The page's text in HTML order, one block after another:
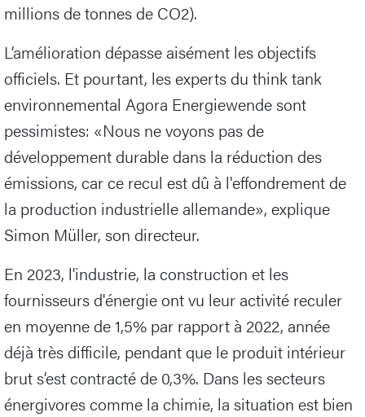
millions de tonnes de CO2).
L’amélioration dépasse aisément les objectifs
officiels. Et pourtant, les experts du think tank
environnemental Agora Energiewende sont
pessimistes: «Nous ne voyons pas de
développement durable dans la réduction des
émissions, car ce recul est dû à l'effondrement de
la production industrielle allemande», explique
Simon Müller, son directeur.
En 2023, l'industrie, la construction et les
fournisseurs d'énergie ont vu leur activité reculer
en moyenne de 1,5% par rapport à 2022, année
déjà très difficile, pendant que le produit intérieur
brut s’est contracté de 0,3%. Dans les secteurs
énergivores comme la chimie, la situation est bien